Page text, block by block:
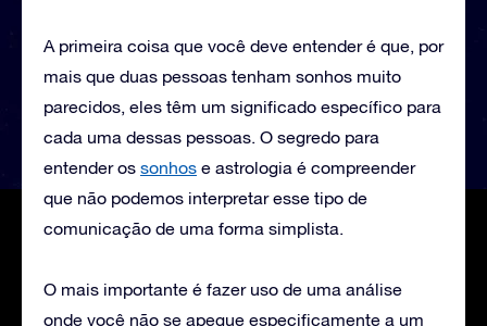
A primeira coisa que você deve entender é que, por
mais que duas pessoas tenham sonhos muito
parecidos, eles têm um significado específico para
cada uma dessas pessoas. O segredo para
entender os sonhos e astrologia é compreender
que não podemos interpretar esse tipo de
comunicação de uma forma simplista.
O mais importante é fazer uso de uma análise
onde você não se apegue especificamente a um